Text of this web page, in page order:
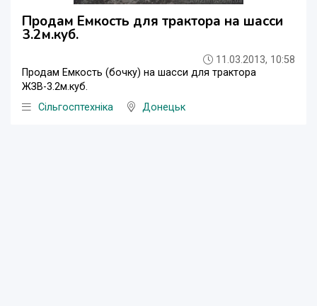
Продам Емкость для трактора на шасси
3.2м.куб.
11.03.2013, 10:58
Продам Емкость (бочку) на шасси для трактора
ЖЗВ-3.2м.куб.
Сільгосптехніка
Донецьк